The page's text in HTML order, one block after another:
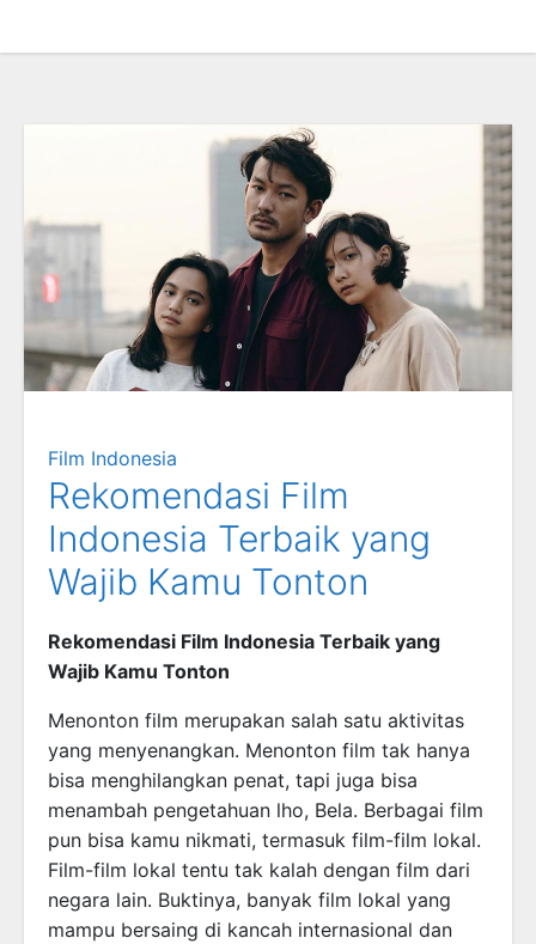
Film Indonesia
Rekomendasi Film
Indonesia Terbaik yang
Wajib Kamu Tonton
Rekomendasi Film Indonesia Terbaik yang
Wajib Kamu Tonton
Menonton film merupakan salah satu aktivitas
yang menyenangkan. Menonton film tak hanya
bisa menghilangkan penat, tapi juga bisa
menambah pengetahuan lho, Bela. Berbagai film
pun bisa kamu nikmati, termasuk film-film lokal.
Film-film lokal tentu tak kalah dengan film dari
negara lain. Buktinya, banyak film lokal yang
mampu bersaing di kancah internasional dan